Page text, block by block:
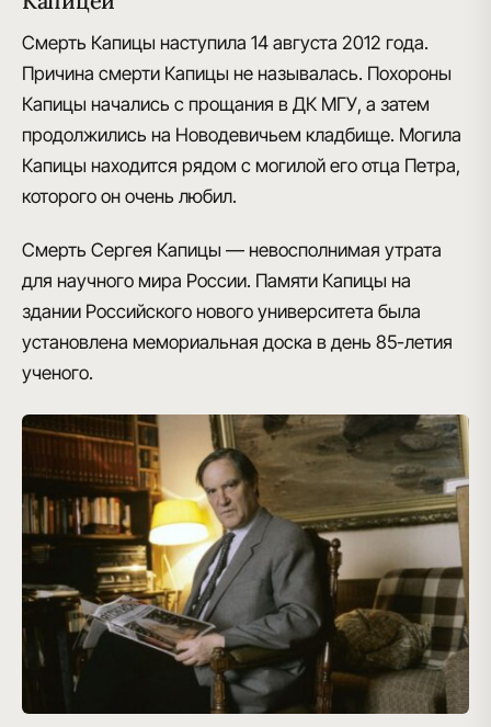
Смерть Капицы наступила 14 августа 2012 года.
Причина смерти Капицы не называлась. Похороны
Капицы начались с прощания в ДК МГУ, а затем
продолжились на Новодевичьем кладбище. Могила
Капицы находится рядом с могилой его отца Петра,
которого он очень любил.
Смерть Сергея Капицы — невосполнимая утрата
для научного мира России. Памяти Капицы на
здании Российского нового университета была
установлена мемориальная доска в день 85-летия
ученого.